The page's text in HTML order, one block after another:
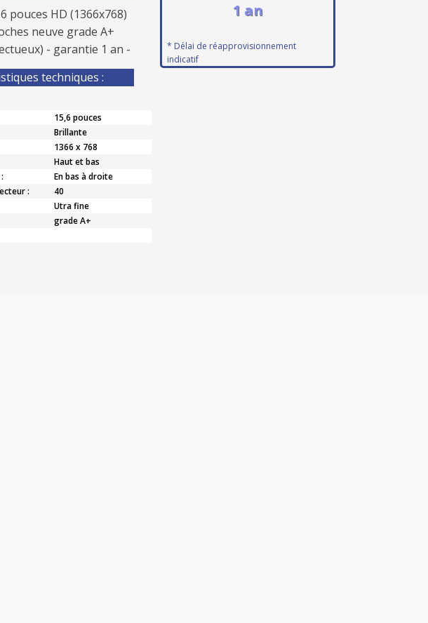
pouces HD (1366x768)
neuve grade A+
- garantie 1 an -
techniques :
15,6 pouces
Brillante
1366 x 768
Haut et bas
En bas à droite
:
40
Utra fine
grade A+
1 an
* Délai de réapprovisionnement
indicatif